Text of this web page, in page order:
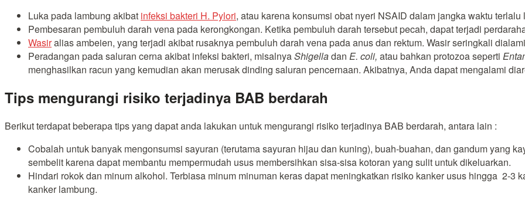
Luka pada lambung akibat infeksi bakteri H. Pylori, atau karena konsumsi obat nyeri NSAID dalam jangka waktu terlalu
Pembesaran pembuluh darah vena pada kerongkongan. Ketika pembuluh darah tersebut pecah, dapat terjadi
Wasiralias ambeien, yang terjadi akibat rusaknya pembuluh darah vena pada anus dan rektum. Wasir seringkali
Peradangan pada saluran cerna akibat infeksi bakteri, misalnyaShigelladan E. coli, atau bahkan protozoa seperti
menghasilkan racun yang kemudian akan merusak dinding saluran pencernaan. Akibatnya, Anda dapat mengalami
Tips mengurangi risiko terjadinya BAB berdarah
Berikut terdapat beberapa tips yang dapat anda lakukan untuk mengurangi risiko terjadinya BAB berdarah, antara lain :
Cobalah untuk banyak mengonsumsi sayuran (terutama sayuran hijau dan kuning), buah-buahan, dan gandum yang
sembelit karena dapat membantu mempermudah usus membersihkan sisa-sisa kotoran yang sulit untuk dikeluarkan.
Hindari rokok dan minum alkohol. Terbiasa minum minuman keras dapat meningkatkan risiko kanker usus hingga 2-3
kanker lambung.